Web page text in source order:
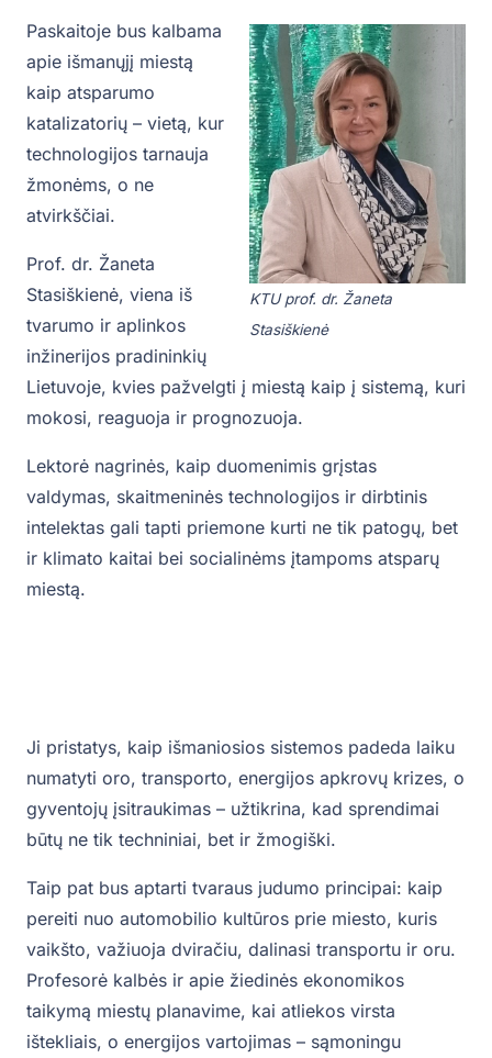
KTU prof. dr. Žaneta
Stasiškienė
Paskaitoje bus kalbama
apie išmanųjį miestą
kaip atsparumo
katalizatorių – vietą, kur
technologijos tarnauja
žmonėms, o ne
atvirkščiai.
Prof. dr. Žaneta
Stasiškienė, viena iš
tvarumo ir aplinkos
inžinerijos pradininkių
Lietuvoje, kvies pažvelgti į miestą kaip į sistemą, kuri
mokosi, reaguoja ir prognozuoja.
Lektorė nagrinės, kaip duomenimis grįstas
valdymas, skaitmeninės technologijos ir dirbtinis
intelektas gali tapti priemone kurti ne tik patogų, bet
ir klimato kaitai bei socialinėms įtampoms atsparų
miestą.
Ji pristatys, kaip išmaniosios sistemos padeda laiku
numatyti oro, transporto, energijos apkrovų krizes, o
gyventojų įsitraukimas – užtikrina, kad sprendimai
būtų ne tik techniniai, bet ir žmogiški.
Taip pat bus aptarti tvaraus judumo principai: kaip
pereiti nuo automobilio kultūros prie miesto, kuris
vaikšto, važiuoja dviračiu, dalinasi transportu ir oru.
Profesorė kalbės ir apie žiedinės ekonomikos
taikymą miestų planavime, kai atliekos virsta
ištekliais, o energijos vartojimas – sąmoningu